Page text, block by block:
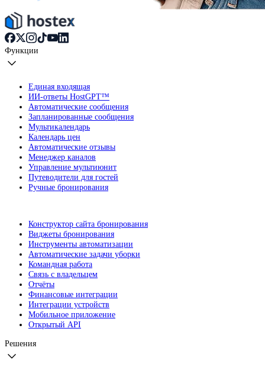
Функции
Единая входящая
ИИ-ответы HostGPT™
Автоматические сообщения
Запланированные сообщения
Мультикалендарь
Календарь цен
Автоматические отзывы
Менеджер каналов
Управление мультиюнит
Путеводители для гостей
Ручные бронирования
Конструктор сайта бронирования
Виджеты бронирования
Инструменты автоматизации
Автоматические задачи уборки
Командная работа
Связь с владельцем
Отчёты
Финансовые интеграции
Интеграции устройств
Мобильное приложение
Открытый API
Решения